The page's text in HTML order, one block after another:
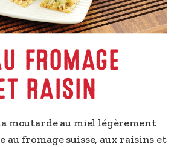
FROMAGE
RAISIN
moutarde au miel légèrement
au fromage suisse, aux raisins et